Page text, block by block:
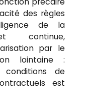
des règles
de la
continue,
par le
lointaine :
conditions de
est